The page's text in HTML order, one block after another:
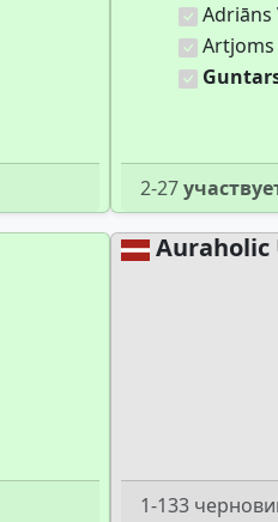
Adriāns
Artjoms
2-27
Auraholic
1-133